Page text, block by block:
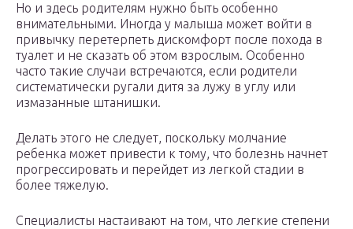
Но и здесь родителям нужно быть особенно
внимательными. Иногда у малыша может войти в
привычку перетерпеть дискомфорт после похода в
туалет и не сказать об этом взрослым. Особенно
часто такие случаи встречаются, если родители
систематически ругали дитя за лужу в углу или
измазанные штанишки.
Делать этого не следует, поскольку молчание
ребенка может привести к тому, что болезнь начнет
прогрессировать и перейдет из легкой стадии в
более тяжелую.
Специалисты настаивают на том, что легкие степени